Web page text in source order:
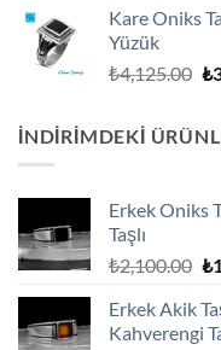
Kare Oniks
Yüzük
₺4,125.00 ₺
İNDIRIMDEKI
Erkek Oniks
Taşlı
₺2,100.00 ₺
Erkek Akik
Kahverengi